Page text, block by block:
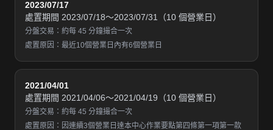
2023/07/17
處置期間 2023/07/18～2023/07/31（10 個營業日）
分盤交易：約每 45 分鐘撮合一次
處置原因：最近10個營業日內有6個營業日
2021/04/01
處置期間 2021/04/06～2021/04/19（10 個營業日）
分盤交易：約每 45 分鐘撮合一次
處置原因：因連續3個營業日達本中心作業要點第四條第一項第一款